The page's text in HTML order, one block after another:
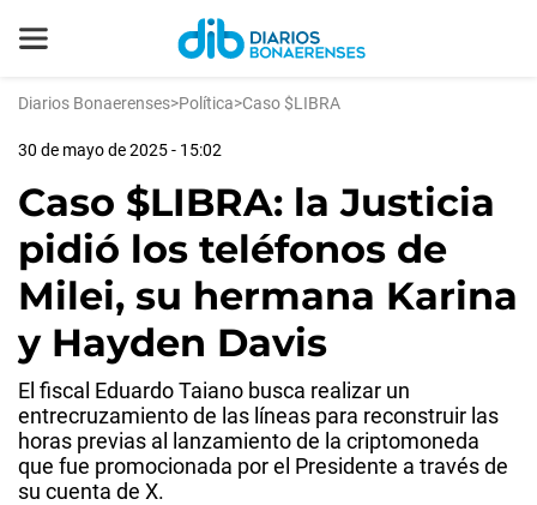
Diarios Bonaerenses>Política>Caso $LIBRA
30 de mayo de 2025 - 15:02
Caso $LIBRA: la Justicia
pidió los teléfonos de
Milei, su hermana Karina
y Hayden Davis
El fiscal Eduardo Taiano busca realizar un
entrecruzamiento de las líneas para reconstruir las
horas previas al lanzamiento de la criptomoneda
que fue promocionada por el Presidente a través de
su cuenta de X.